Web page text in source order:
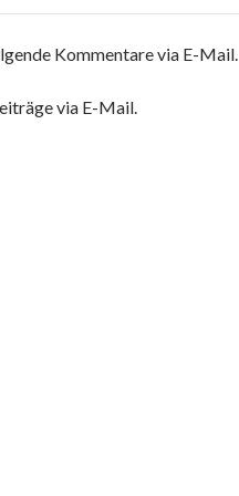
Kommentare via E-Mail.
via E-Mail.